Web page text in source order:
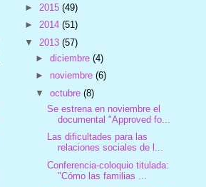
► 2015 (49)
► 2014 (51)
▼ 2013 (57)
►diciembre(4)
► noviembre(6)
▼octubre(8)
Se estrena en noviembre el
documental "Approved fo...
Las dificultades para las
relaciones sociales de l...
Conferencia-coloquio titulada:
"Cómo las familias ...